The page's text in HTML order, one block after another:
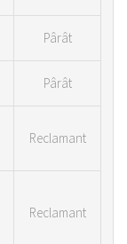
Pârât
Pârât
Reclamant
Reclamant